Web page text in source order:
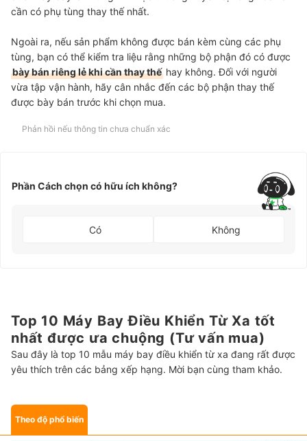
cần có phụ tùng thay thế nhất.
Ngoài ra, nếu sản phẩm không được bán kèm cùng các phụ
tùng, bạn có thể kiểm tra liệu rằng những bộ phận đó có được
bày bán riêng lẻ khi cần thay thế hay không. Đối với người
vừa tập vận hành, hãy cân nhắc đến các bộ phận thay thế
được bày bán trước khi chọn mua.
Phản hồi nếu thông tin chưa chuẩn xác
Phần Cách chọn có hữu ích không?
Có Không
Top 10 Máy Bay Điều Khiển Từ Xa tốt
nhất được ưa chuộng (Tư vấn mua)
Sau đây là top 10 mẫu máy bay điều khiển từ xa đang rất được
yêu thích trên các bảng xếp hạng. Mời bạn cùng tham khảo.
Theo độ phổ biến